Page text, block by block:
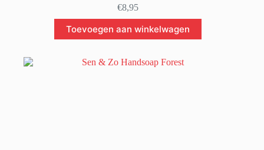
€8,95
Toevoegen aan winkelwagen